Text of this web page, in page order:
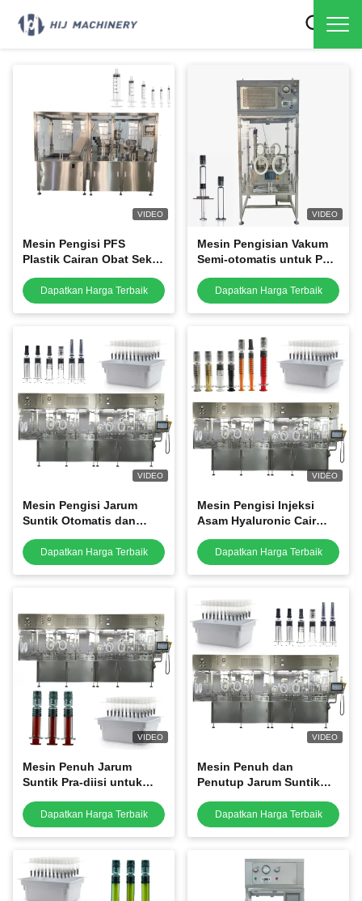
VIDEO
Mesin Pengisi PFS
Plastik Cairan Obat Sekali
Dapatkan Harga Terbaik
VIDEO
Mesin Pengisian Vakum
Semi-otomatis untuk PFS
Dapatkan Harga Terbaik
VIDEO
Mesin Pengisi Jarum
Suntik Otomatis dan
Hyaluronic
Dapatkan Harga Terbaik
VIDEO
Mesin Pengisi Injeksi
Asam Hyaluronic Cair
Pengisi Otomatis Spuit
Dapatkan Harga Terbaik
VIDEO
Mesin Penuh Jarum
Suntik Pra-diisi untuk
Gel Cairan dan Penutup
Dapatkan Harga Terbaik
VIDEO
Mesin Penuh dan
Penutup Jarum Suntik
Mesin Penuh Kartrid
Dapatkan Harga Terbaik